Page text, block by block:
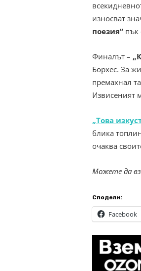
износват
поезия“ пък
Финалът –
Борхес. За
премахнал
Извисеният
„Това
блика
очаква
Можете да
Сподели:
Facebook